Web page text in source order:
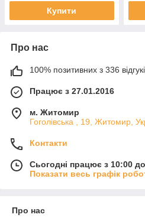
Купити
Про нас
100% позитивних з 336
Працює з 27.01.2016
м. Житомир
Гоголівська , 19, Житомир,
Контакти
Сьогодні працює з 10:00
Показати весь графік
Про нас